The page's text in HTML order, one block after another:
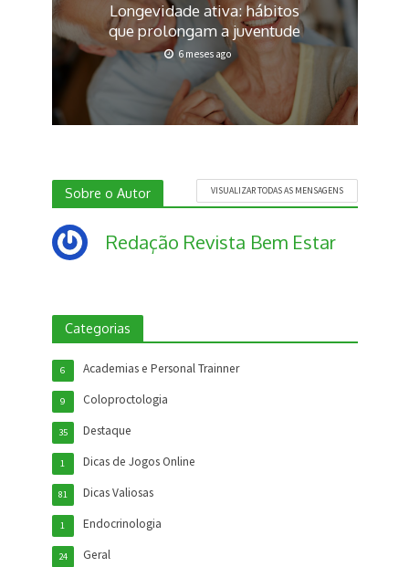
Longevidade ativa: hábitos
que prolongam a juventude
6 meses ago
Sobre o Autor VISUALIZAR TODAS AS MENSAGENS
Redação Revista Bem Estar
Categorias
Academias e Personal Trainner
6
Coloproctologia
9
Destaque
35
Dicas de Jogos Online
1
Dicas Valiosas
81
Endocrinologia
1
Geral
24